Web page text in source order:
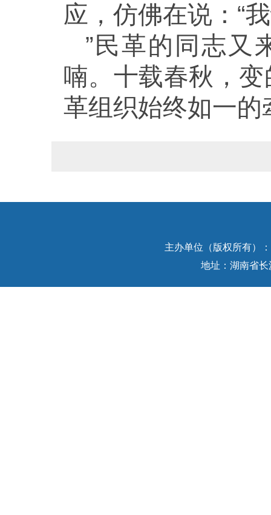
应，仿佛在说：“
”民革的同志又
喃。十载春秋，
革组织始终如一的
主办单位（版权所有）
地址：湖南省